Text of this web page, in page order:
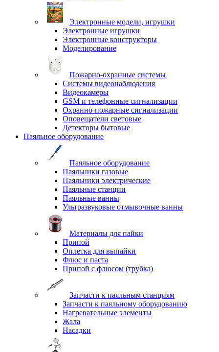
Электронные модели, игрушки
Электронные игрушки
Электронные конструкторы
Моделирование
Пожарно-охранные системы
Системы видеонаблюдения
Видеокамеры
GSM и телефонные сигнализации
Охранно-пожарные сигнализации
Оповещатели световые
Детекторы бытовые
Паяльное оборудование
Паяльное оборудование
Паяльники газовые
Паяльники электрические
Паяльные станции
Паяльные ванны
Ультразвуковые отмывочные ванны
Материалы для пайки
Припой
Оплетка для выпайки
Флюс и паста
Припой с флюсом (трубка)
Запчасти к паяльным станциям
Запчасти к паяльному оборудованию
Нагревательные элементы
Жала
Насадки